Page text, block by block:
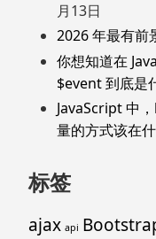
月13日
2026 年最有前
你想知道在
$event 到底是
JavaScript 中
量的方式该在
标签
ajax api